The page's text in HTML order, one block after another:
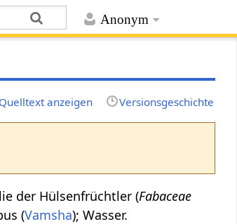
Anonym
Quelltext anzeigen Versionsgeschichte
der Hülsenfrüchtler (Fabaceae
(Vamsha); Wasser.